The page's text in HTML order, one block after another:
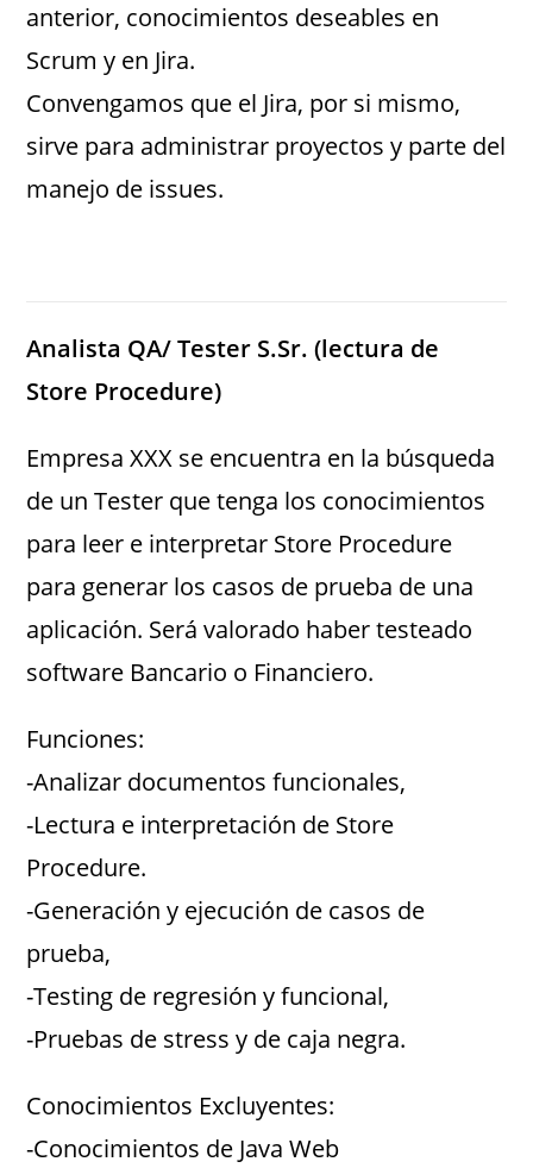
anterior, conocimientos deseables en
Scrum y en Jira.
Convengamos que el Jira, por si mismo,
sirve para administrar proyectos y parte del
manejo de issues.
Analista QA/ Tester S.Sr. (lectura de
Store Procedure)
Empresa XXX se encuentra en la búsqueda
de un Tester que tenga los conocimientos
para leer e interpretar Store Procedure
para generar los casos de prueba de una
aplicación. Será valorado haber testeado
software Bancario o Financiero.
Funciones:
-Analizar documentos funcionales,
-Lectura e interpretación de Store
Procedure.
-Generación y ejecución de casos de
prueba,
-Testing de regresión y funcional,
-Pruebas de stress y de caja negra.
Conocimientos Excluyentes:
-Conocimientos de Java Web